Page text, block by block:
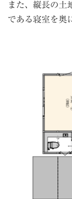
また、縦長の土
である寝室を奥